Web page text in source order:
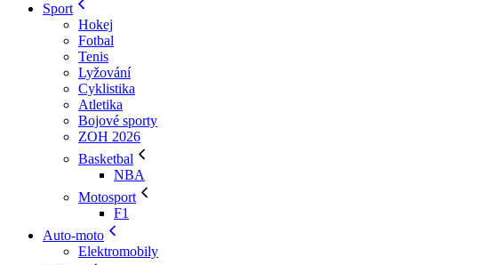
Sport
Hokej
Fotbal
Tenis
Lyžování
Cyklistika
Atletika
Bojové sporty
ZOH 2026
Basketbal
NBA
Motosport
F1
Auto-moto
Elektromobily